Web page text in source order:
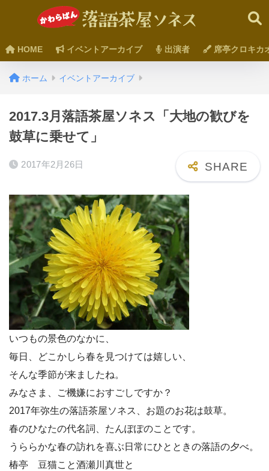
HOME イベントアーカイブ 出演者 席亭クロキカ
ホーム イベントアーカイブ
2017.3月落語茶屋ソネス「大地の歓びを
鼓草に乗せて」
2017年2月26日
いつもの景色のなかに、
毎日、どこかしら春を見つけては嬉しい、
そんな季節が来ましたね。
みなさま、ご機嫌におすごしですか？
2017年弥生の落語茶屋ソネス、お題のお花は鼓草。
春のひなたの代名詞、たんぽぽのことです。
うららかな春の訪れを喜ぶ日常にひとときの落語の夕べ。
椿亭 豆猫こと酒瀬川真世と